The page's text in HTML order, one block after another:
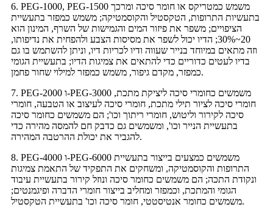
6. PEG-1000, PEG-1500 משמש כמטריקס או חומר סיכה ומרכך
בתעשיות התרופות, הטקסטיל והקוסמטיקה; משמש כמפזר בתעשיית
הציפויים; משפר את פיזור המים והגמישות של השרף, המינון הוא
20~30%; הדיו יכול לשפר את מסיסות הצבע ולהפחית את נדיפותו,
וזה מתאים במיוחד בנייר שעווה ודיו לכריות דיו, וניתן להשתמש בו גם
בדיו לעטים כדוריים כדי להתאים את צמיגות הדיו; בתעשיית הגומי
כמפזר, מקדם גיפור, משמש כמפזר למילוי שחור פחמן.
7. PEG-2000 ו-PEG-3000 משמשים כחומרי סיכה ליציקת מתכת,
חומרי סיכה לציור תילי מתכת, חומרי סיכה לעיצוב או הטבעה, חומרי
סיכה לקירור וליטוש, חומרי ריתוך וכו'; הם משמשים כחומר סיכה
בתעשיית הנייר וכו', ומשמשים גם כדבק חם להמסה מהירה כדי
להגביר את יכולת ההרטבה המהירה.
8. PEG-4000 ו-PEG-6000 משמשים כמצעים בייצור בתעשיית
התרופות והקוסמטיקה, ומשחקים את התפקיד של התאמת צמיגות
ונקודת התכה; הם משמשים כחומר סיכה ונוזל קירור בתעשיית עיבוד
הגומי והמתכת, וכמפזר ומחליב בייצור חומרי הדברה ופיגמנטים;
משמשים כחומר אנטיסטטי, חומר סיכה וכו' בתעשיית הטקסטיל.